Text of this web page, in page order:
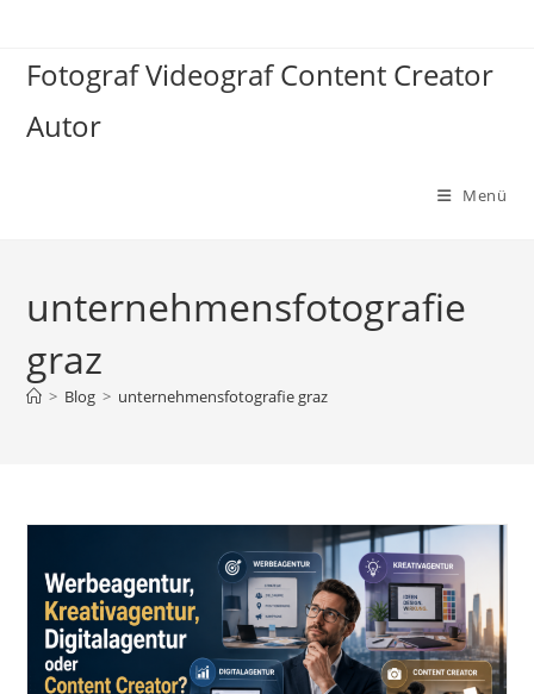
springen
Fotograf Videograf Content Creator
Autor
Menü
unternehmensfotografie
graz
> Blog > unternehmensfotografie graz